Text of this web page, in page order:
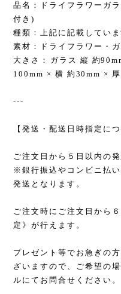
品名：ドライフラワーガ
付き)
種類：上記に記載していま
素材：ドライフラワー・
大きさ：ガラス 縦 約
100mm × 横 約30mm ×
---
【発送・配送日時指定につ
ご注文日から５日以内の発
※銀行振込やコンビニ払
発送となります。
ご注文時にご注文日から
定》が行えます。
プレゼント等でお急ぎの
ざいますので、ご希望の
ルにてお問合せください。